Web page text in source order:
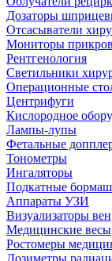
Дозаторы
Отсасыватели
Мониторы
Рентгенология
Светильники
Операционные
Центрифуги
Кислородное
Лампы-лупы
Фетальные
Тонометры
Ингаляторы
Подкатные
Аппараты УЗИ
Визуализаторы вен
Медицинские весы
Ростомеры
Дозиметры